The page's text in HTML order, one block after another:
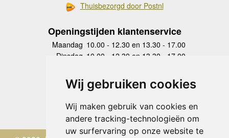
Wij gebruiken cookies
Wij maken gebruik van cookies en
andere tracking-technologieën om
uw surfervaring op onze website te
Thuisbezorgd door Postnl
Openingstijden klantenservice
Maandag 10.00 - 12.30 en 13.30 - 17.00
Dinsdag 10.00 - 12.30 en 13.30 - 17.00
Donderdag
10.00 - 12.30 en 13.30 - 17.00
Vrijdag 10.00 - 12.30 en 13.30 - 17.00
Zaterdag
gesloten
Zondag gesloten